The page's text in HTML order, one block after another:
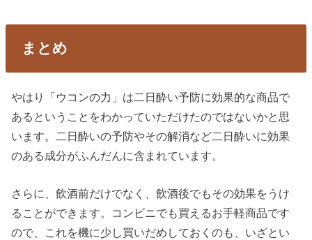
まとめ
やはり「ウコンの力」は二日酔い予防に効果的な商品で
あるということをわかっていただけたのではないかと思
います。二日酔いの予防やその解消など二日酔いに効果
のある成分がふんだんに含まれています。
さらに、飲酒前だけでなく、飲酒後でもその効果をうけ
ることができます。コンビニでも買えるお手軽商品です
ので、これを機に少し買いだめしておくのも、いざとい